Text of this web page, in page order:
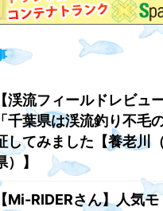
【渓流フィールドレビュ
「千葉県は渓流釣り不毛
してみました【養老川
）】
【Mi-RIDERさん】人気